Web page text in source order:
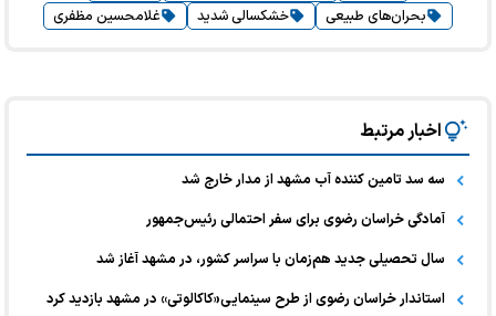
بحران‌های طبیعی
خشکسالی شدید غلامحسین مظفری
اخبار مرتبط
سه سد تامین کننده آب مشهد از مدار خارج شد
️آمادگی خراسان رضوی برای سفر احتمالی رئیس‌جمهور
سال تحصیلی جدید هم‌زمان با سراسر کشور، در مشهد آغاز شد
استاندار خراسان رضوی از طرح سینمایی«کاکالوتی» در مشهد بازدید کرد